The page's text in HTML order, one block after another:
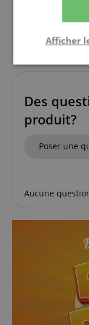
Des
produit?
Poser une
Aucune
Afficher
Les
connexion
comptes.
nécessaires.
Nom